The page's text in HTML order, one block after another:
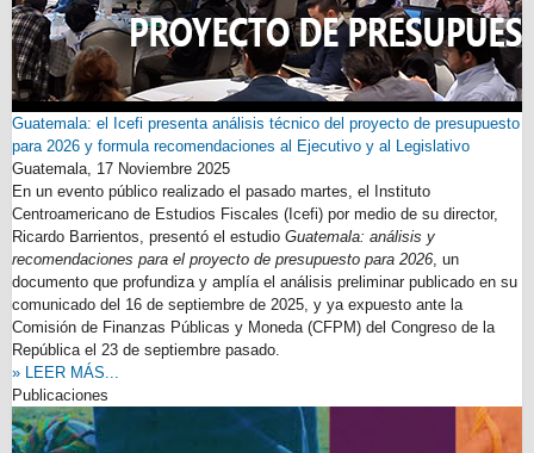
Guatemala: el Icefi presenta análisis técnico del proyecto de presupuesto
para 2026 y formula recomendaciones al Ejecutivo y al Legislativo
Guatemala, 17 Noviembre 2025
En un evento público realizado el pasado martes, el Instituto
Centroamericano de Estudios Fiscales (Icefi) por medio de su director,
Ricardo Barrientos, presentó el estudio Guatemala: análisis y
recomendaciones para el proyecto de presupuesto para 2026, un
documento que profundiza y amplía el análisis preliminar publicado en su
comunicado del 16 de septiembre de 2025, y ya expuesto ante la
Comisión de Finanzas Públicas y Moneda (CFPM) del Congreso de la
República el 23 de septiembre pasado.
» LEER MÁS...
Publicaciones